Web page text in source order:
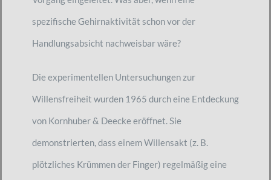
spezifische Gehirnaktivität schon vor der
Handlungsabsicht nachweisbar wäre?
Die experimentellen Untersuchungen zur
Willensfreiheit wurden 1965 durch eine Entdeckung
von Kornhuber & Deecke eröffnet. Sie
demonstrierten, dass einem Willensakt (z. B.
plötzliches Krümmen der Finger) regelmäßig eine